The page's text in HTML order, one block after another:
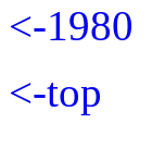
<-1980
<-top